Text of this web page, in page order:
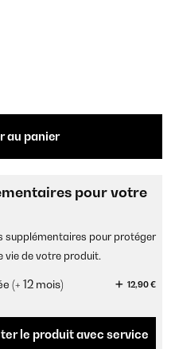
au panier
pour votre
supplémentaires pour protéger
vie de votre produit.
(+ 12 mois)
12,90 €
le produit avec service